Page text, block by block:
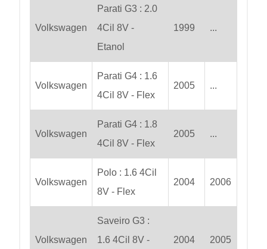
Volkswagen
Parati G3 : 2.0
4Cil 8V -
Etanol
1999 ...
Volkswagen
Parati G4 : 1.6
4Cil 8V - Flex
2005 ...
Volkswagen
Parati G4 : 1.8
4Cil 8V - Flex
2005 ...
Volkswagen
Polo : 1.6 4Cil
8V - Flex
2004 2006
Volkswagen
Saveiro G3 :
1.6 4Cil 8V -
2004 2005